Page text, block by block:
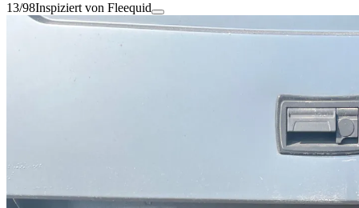
13/98Inspiziert von Fleequid